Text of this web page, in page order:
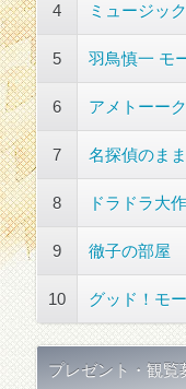
4 ミュージッ
5 羽鳥慎一 モ
6 アメトーーク
7 名探偵のま
8 ドラドラ大
9 徹子の部屋
10 グッド！モ
プレゼント・観覧